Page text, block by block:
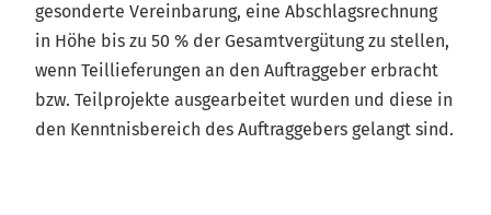
gesonderte Vereinbarung, eine Abschlagsrechnung
in Höhe bis zu 50 % der Gesamtvergütung zu stellen,
wenn Teillieferungen an den Auftraggeber erbracht
bzw. Teilprojekte ausgearbeitet wurden und diese in
den Kenntnisbereich des Auftraggebers gelangt sind.